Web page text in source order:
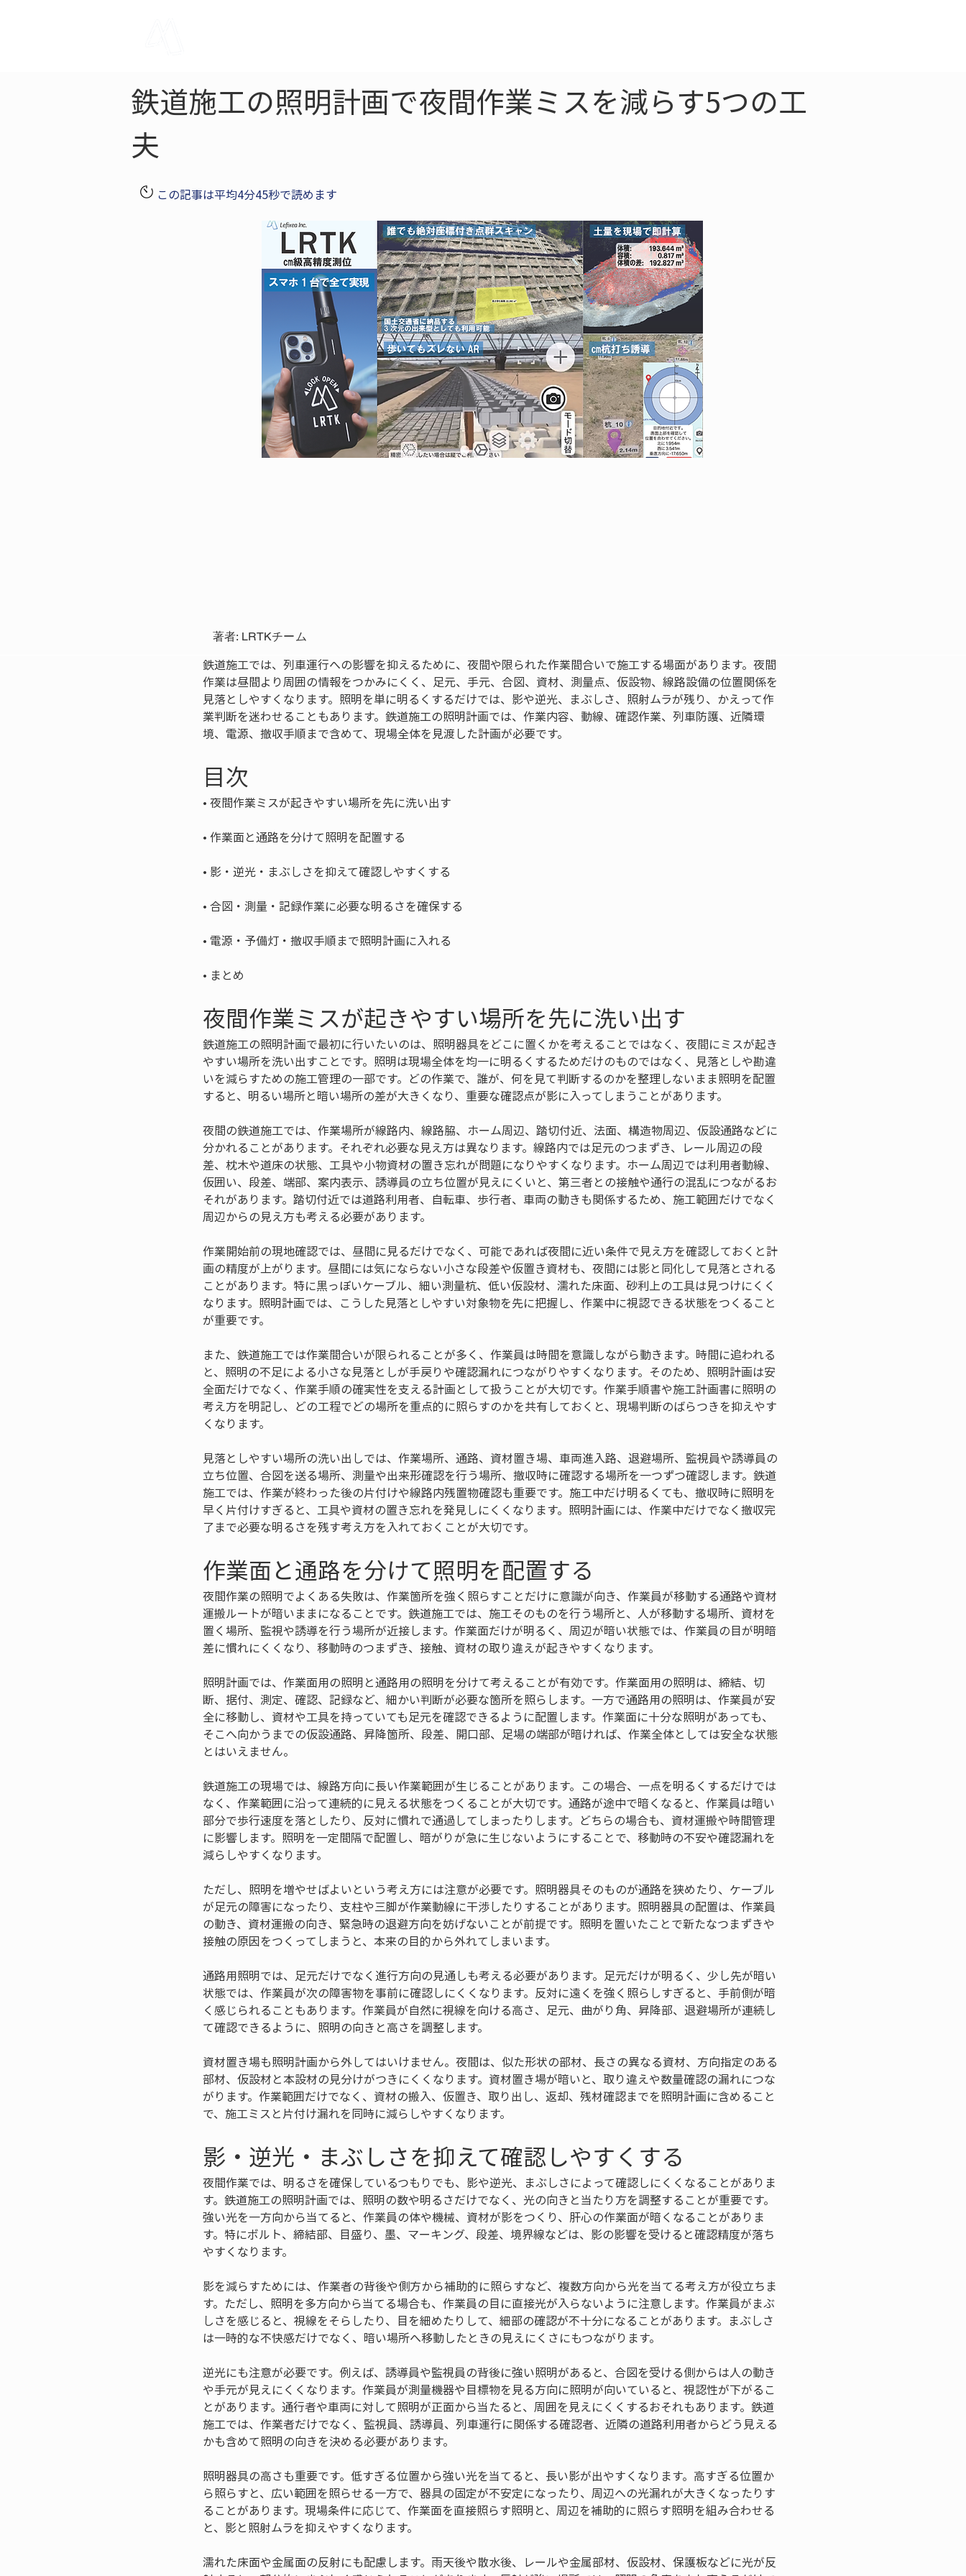
鉄道施工の照明計画で夜間作業ミスを減らす5つの工
夫
この記事は平均4分45秒で読めます
著者: LRTKチーム
鉄道施工では、列車運行への影響を抑えるために、夜間や限られた作業間合いで施工する場面があります。夜間
作業は昼間より周囲の情報をつかみにくく、足元、手元、合図、資材、測量点、仮設物、線路設備の位置関係を
見落としやすくなります。照明を単に明るくするだけでは、影や逆光、まぶしさ、照射ムラが残り、かえって作
業判断を迷わせることもあります。鉄道施工の照明計画では、作業内容、動線、確認作業、列車防護、近隣環
境、電源、撤収手順まで含めて、現場全体を見渡した計画が必要です。
目次
•
•
•
•
•
• まとめ
夜間作業ミスが起きやすい場所を先に洗い出す
鉄道施工の照明計画で最初に行いたいのは、照明器具をどこに置くかを考えることではなく、夜間にミスが起き
やすい場所を洗い出すことです。照明は現場全体を均一に明るくするためだけのものではなく、見落としや勘違
いを減らすための施工管理の一部です。どの作業で、誰が、何を見て判断するのかを整理しないまま照明を配置
すると、明るい場所と暗い場所の差が大きくなり、重要な確認点が影に入ってしまうことがあります。
夜間の鉄道施工では、作業場所が線路内、線路脇、ホーム周辺、踏切付近、法面、構造物周辺、仮設通路などに
分かれることがあります。それぞれ必要な見え方は異なります。線路内では足元のつまずき、レール周辺の段
差、枕木や道床の状態、工具や小物資材の置き忘れが問題になりやすくなります。ホーム周辺では利用者動線、
仮囲い、段差、端部、案内表示、誘導員の立ち位置が見えにくいと、第三者との接触や通行の混乱につながるお
それがあります。踏切付近では道路利用者、自転車、歩行者、車両の動きも関係するため、施工範囲だけでなく
周辺からの見え方も考える必要があります。
作業開始前の現地確認では、昼間に見るだけでなく、可能であれば夜間に近い条件で見え方を確認しておくと計
画の精度が上がります。昼間には気にならない小さな段差や仮置き資材も、夜間には影と同化して見落とされる
ことがあります。特に黒っぽいケーブル、細い測量杭、低い仮設材、濡れた床面、砂利上の工具は見つけにくく
なります。照明計画では、こうした見落としやすい対象物を先に把握し、作業中に視認できる状態をつくること
が重要です。
また、鉄道施工では作業間合いが限られることが多く、作業員は時間を意識しながら動きます。時間に追われる
と、照明の不足による小さな見落としが手戻りや確認漏れにつながりやすくなります。そのため、照明計画は安
全面だけでなく、作業手順の確実性を支える計画として扱うことが大切です。作業手順書や施工計画書に照明の
考え方を明記し、どの工程でどの場所を重点的に照らすのかを共有しておくと、現場判断のばらつきを抑えやす
くなります。
見落としやすい場所の洗い出しでは、作業場所、通路、資材置き場、車両進入路、退避場所、監視員や誘導員の
立ち位置、合図を送る場所、測量や出来形確認を行う場所、撤収時に確認する場所を一つずつ確認します。鉄道
施工では、作業が終わった後の片付けや線路内残置物確認も重要です。施工中だけ明るくても、撤収時に照明を
早く片付けすぎると、工具や資材の置き忘れを発見しにくくなります。照明計画には、作業中だけでなく撤収完
了まで必要な明るさを残す考え方を入れておくことが大切です。
作業面と通路を分けて照明を配置する
夜間作業の照明でよくある失敗は、作業箇所を強く照らすことだけに意識が向き、作業員が移動する通路や資材
運搬ルートが暗いままになることです。鉄道施工では、施工そのものを行う場所と、人が移動する場所、資材を
置く場所、監視や誘導を行う場所が近接します。作業面だけが明るく、周辺が暗い状態では、作業員の目が明暗
差に慣れにくくなり、移動時のつまずき、接触、資材の取り違えが起きやすくなります。
照明計画では、作業面用の照明と通路用の照明を分けて考えることが有効です。作業面用の照明は、締結、切
断、据付、測定、確認、記録など、細かい判断が必要な箇所を照らします。一方で通路用の照明は、作業員が安
全に移動し、資材や工具を持っていても足元を確認できるように配置します。作業面に十分な照明があっても、
そこへ向かうまでの仮設通路、昇降箇所、段差、開口部、足場の端部が暗ければ、作業全体としては安全な状態
とはいえません。
鉄道施工の現場では、線路方向に長い作業範囲が生じることがあります。この場合、一点を明るくするだけでは
なく、作業範囲に沿って連続的に見える状態をつくることが大切です。通路が途中で暗くなると、作業員は暗い
部分で歩行速度を落としたり、反対に慣れで通過してしまったりします。どちらの場合も、資材運搬や時間管理
に影響します。照明を一定間隔で配置し、暗がりが急に生じないようにすることで、移動時の不安や確認漏れを
減らしやすくなります。
ただし、照明を増やせばよいという考え方には注意が必要です。照明器具そのものが通路を狭めたり、ケーブル
が足元の障害になったり、支柱や三脚が作業動線に干渉したりすることがあります。照明器具の配置は、作業員
の動き、資材運搬の向き、緊急時の退避方向を妨げないことが前提です。照明を置いたことで新たなつまずきや
接触の原因をつくってしまうと、本来の目的から外れてしまいます。
通路用照明では、足元だけでなく進行方向の見通しも考える必要があります。足元だけが明るく、少し先が暗い
状態では、作業員が次の障害物を事前に確認しにくくなります。反対に遠くを強く照らしすぎると、手前側が暗
く感じられることもあります。作業員が自然に視線を向ける高さ、足元、曲がり角、昇降部、退避場所が連続し
て確認できるように、照明の向きと高さを調整します。
資材置き場も照明計画から外してはいけません。夜間は、似た形状の部材、長さの異なる資材、方向指定のある
部材、仮設材と本設材の見分けがつきにくくなります。資材置き場が暗いと、取り違えや数量確認の漏れにつな
がります。作業範囲だけでなく、資材の搬入、仮置き、取り出し、返却、残材確認までを照明計画に含めること
で、施工ミスと片付け漏れを同時に減らしやすくなります。
影・逆光・まぶしさを抑えて確認しやすくする
夜間作業では、明るさを確保しているつもりでも、影や逆光、まぶしさによって確認しにくくなることがありま
す。鉄道施工の照明計画では、照明の数や明るさだけでなく、光の向きと当たり方を調整することが重要です。
強い光を一方向から当てると、作業員の体や機械、資材が影をつくり、肝心の作業面が暗くなることがありま
す。特にボルト、締結部、目盛り、墨、マーキング、段差、境界線などは、影の影響を受けると確認精度が落ち
やすくなります。
影を減らすためには、作業者の背後や側方から補助的に照らすなど、複数方向から光を当てる考え方が役立ちま
す。ただし、照明を多方向から当てる場合も、作業員の目に直接光が入らないように注意します。作業員がまぶ
しさを感じると、視線をそらしたり、目を細めたりして、細部の確認が不十分になることがあります。まぶしさ
は一時的な不快感だけでなく、暗い場所へ移動したときの見えにくさにもつながります。
逆光にも注意が必要です。例えば、誘導員や監視員の背後に強い照明があると、合図を受ける側からは人の動き
や手元が見えにくくなります。作業員が測量機器や目標物を見る方向に照明が向いていると、視認性が下がるこ
とがあります。通行者や車両に対して照明が正面から当たると、周囲を見えにくくするおそれもあります。鉄道
施工では、作業者だけでなく、監視員、誘導員、列車運行に関係する確認者、近隣の道路利用者からどう見える
かも含めて照明の向きを決める必要があります。
照明器具の高さも重要です。低すぎる位置から強い光を当てると、長い影が出やすくなります。高すぎる位置か
ら照らすと、広い範囲を照らせる一方で、器具の固定が不安定になったり、周辺への光漏れが大きくなったりす
ることがあります。現場条件に応じて、作業面を直接照らす照明と、周辺を補助的に照らす照明を組み合わせる
と、影と照射ムラを抑えやすくなります。
濡れた床面や金属面の反射にも配慮します。雨天後や散水後、レールや金属部材、仮設材、保護板などに光が反